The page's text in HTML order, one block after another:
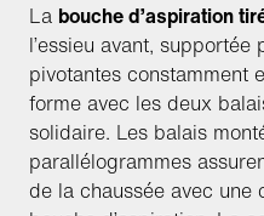
La bouche d’aspiration
l’essieu avant,
pivotantes constamment
forme avec les deux
solidaire. Les balais
parallélogrammes
de la chaussée avec